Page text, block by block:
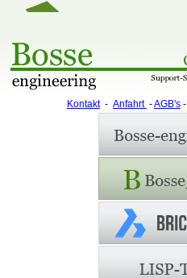
Kontakt- Anfahrt -AGB's-